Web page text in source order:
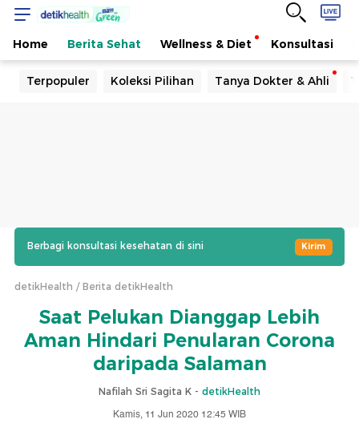
Home Berita Sehat Wellness & Diet Konsultasi
Terpopuler Koleksi Pilihan Tanya Dokter & Ahli
Berbagi konsultasi kesehatan di sini Kirim
detikHealth Berita detikHealth
Saat Pelukan Dianggap Lebih
Aman Hindari Penularan Corona
daripada Salaman
Nafilah Sri Sagita K - detikHealth
Kamis, 11 Jun 2020 12:45 WIB